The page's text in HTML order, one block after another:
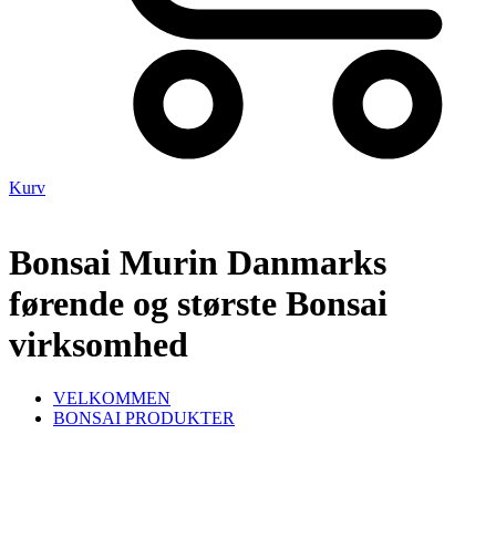
Kurv
Bonsai Murin Danmarks
førende og største Bonsai
virksomhed
VELKOMMEN
BONSAI PRODUKTER